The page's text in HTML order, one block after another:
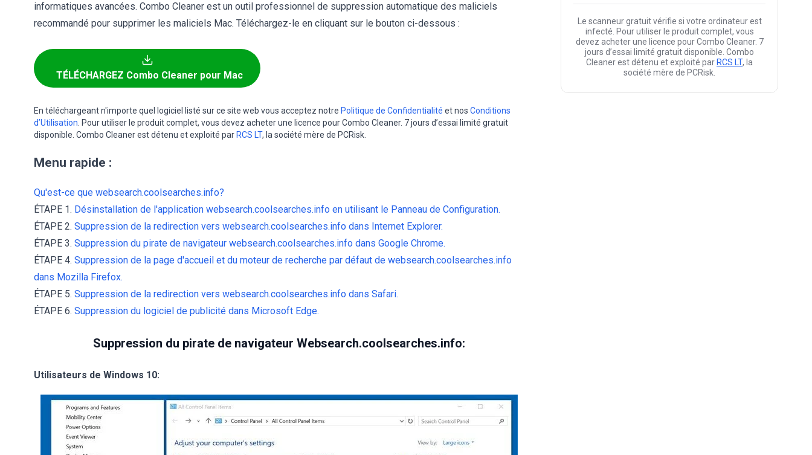
informatiques avancées. Combo Cleaner est un outil professionnel de suppression automatique des maliciels
recommandé pour supprimer les maliciels Mac. Téléchargez-le en cliquant sur le bouton ci-dessous :
TÉLÉCHARGEZ Combo Cleaner pour Mac
En téléchargeant n'importe quel logiciel listé sur ce site web vous acceptez notre Politique de Confidentialité et nos Conditions
d’Utilisation . Pour utiliser le produit complet, vous devez acheter une licence pour Combo Cleaner. 7 jours d’essai limité gratuit
disponible. Combo Cleaner est détenu et exploité par RCS LT, la société mère de PCRisk.
Menu rapide :
Qu'est-ce que websearch.coolsearches.info?
ÉTAPE 1. Désinstallation de l'application websearch.coolsearches.info en utilisant le Panneau de Configuration.
ÉTAPE 2. Suppression de la redirection vers websearch.coolsearches.info dans Internet Explorer.
ÉTAPE 3. Suppression du pirate de navigateur websearch.coolsearches.info dans Google Chrome.
ÉTAPE 4. Suppression de la page d'accueil et du moteur de recherche par défaut de websearch.coolsearches.info
dans Mozilla Firefox.
ÉTAPE 5. Suppression de la redirection vers websearch.coolsearches.info dans Safari.
ÉTAPE 6. Suppression du logiciel de publicité dans Microsoft Edge.
Suppression du pirate de navigateur Websearch.coolsearches.info:
Utilisateurs de Windows 10:
Le scanneur gratuit vérifie si votre ordinateur est
infecté. Pour utiliser le produit complet, vous
devez acheter une licence pour Combo Cleaner. 7
jours d’essai limité gratuit disponible. Combo
Cleaner est détenu et exploité par RCS LT, la
société mère de PCRisk.